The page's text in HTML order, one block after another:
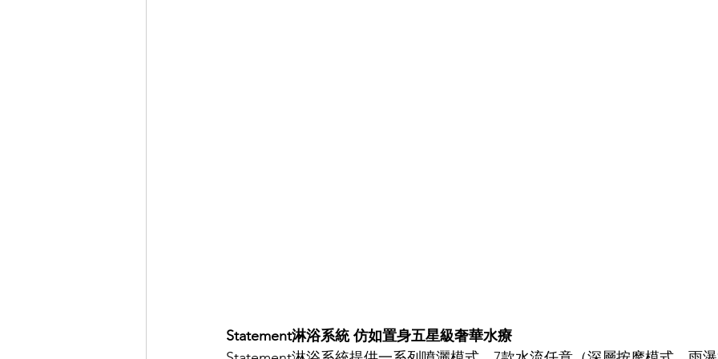
Statement淋浴系統 仿如置身五星級奢華水療